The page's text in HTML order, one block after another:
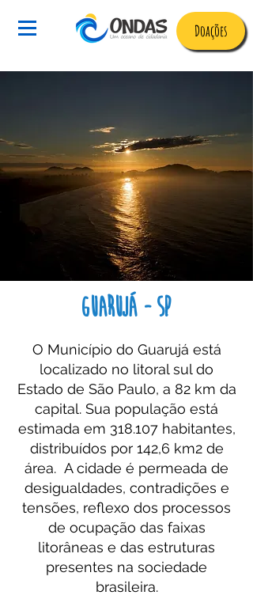
Doações
guarujá - sp
O Município do Guarujá está
localizado no litoral sul do
Estado de São Paulo, a 82 km da
capital. Sua população está
estimada em 318.107 habitantes,
distribuídos por 142,6 km2 de
área. A cidade é permeada de
desigualdades, contradições e
tensões, reflexo dos processos
de ocupação das faixas
litorâneas e das estruturas
presentes na sociedade
brasileira.